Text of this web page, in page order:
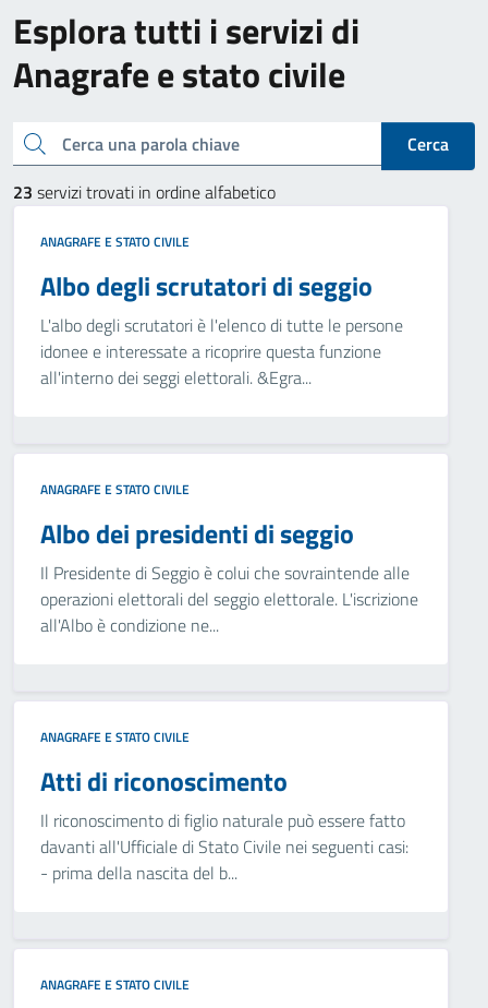
Esplora tutti i servizi di
Anagrafe e stato civile
Cerca una parola chiave
Cerca
23 servizi trovati in ordine alfabetico
ANAGRAFE E STATO CIVILE
Albo degli scrutatori di seggio
L'albo degli scrutatori è l'elenco di tutte le persone
idonee e interessate a ricoprire questa funzione
all'interno dei seggi elettorali. &Egra...
ANAGRAFE E STATO CIVILE
Albo dei presidenti di seggio
Il Presidente di Seggio è colui che sovraintende alle
operazioni elettorali del seggio elettorale. L'iscrizione
all'Albo è condizione ne...
ANAGRAFE E STATO CIVILE
Atti di riconoscimento
Il riconoscimento di figlio naturale può essere fatto
davanti all'Ufficiale di Stato Civile nei seguenti casi:
- prima della nascita del b...
ANAGRAFE E STATO CIVILE